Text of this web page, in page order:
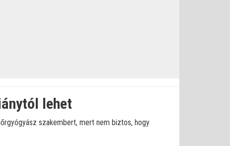
lehet
szakembert, mert nem biztos, hogy